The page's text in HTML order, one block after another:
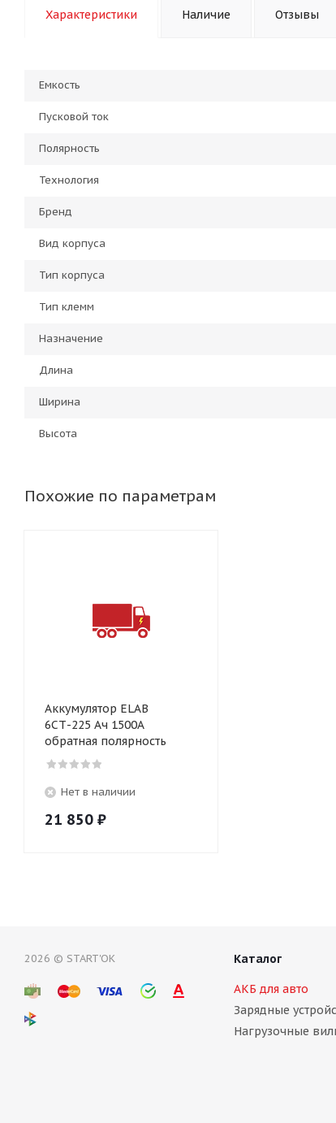
Характеристики Наличие Отзывы
Емкость
Пусковой ток
Полярность
Технология
Бренд
Вид корпуса
Тип корпуса
Тип клемм
Назначение
Длина
Ширина
Высота
Похожие по параметрам
Аккумулятор ELAB
6СТ-225 Ач 1500А
обратная полярность
Нет в наличии
21 850 ₽
2026 © START'OK Каталог
АКБ для авто
Зарядные
Нагрузочные